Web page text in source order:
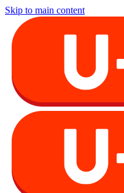
Skip to main content